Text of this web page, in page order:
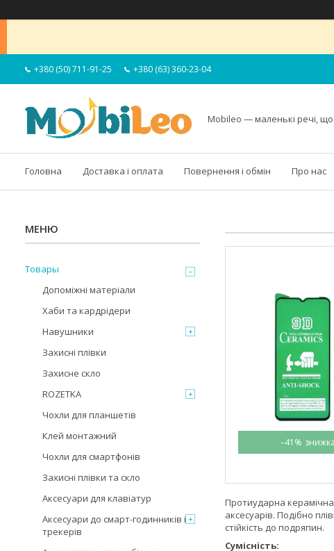
+380 (50) 711-91-25 +380 (63) 360-23-04
Mobileo — маленькі речі,
Головна Доставка і оплата Повернення і обмін Про нас
–41%
Протиударна
аксесуарів. Подібно
стійкість до подряпин.
Сумісність:
Товары
Допоміжні матеріали
Хаби та кардрідери
Навушники
Захисні плівки
Захисне скло
ROZETKA
Чохли для планшетів
Клей монтажний
Чохли для смартфонів
Захисні плівки та скло
Аксесуари для клавіатур
Аксесуари до смарт-годинників і
трекерів